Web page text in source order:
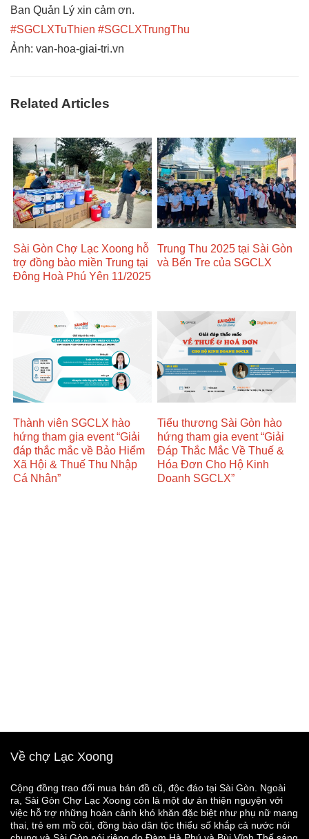
Ban Quản Lý xin cảm ơn.
#SGCLXTuThien #SGCLXTrungThu
Ảnh: van-hoa-giai-tri.vn
Related Articles
Sài Gòn Chợ Lạc Xoong hỗ
trợ đồng bào miền Trung tại
Đông Hoà Phú Yên 11/2025
Trung Thu 2025 tại Sài Gòn
và Bến Tre của SGCLX
Thành viên SGCLX hào
hứng tham gia event “Giải
đáp thắc mắc về Bảo Hiểm
Xã Hội & Thuế Thu Nhập
Cá Nhân”
Tiểu thương Sài Gòn hào
hứng tham gia event “Giải
Đáp Thắc Mắc Về Thuế &
Hóa Đơn Cho Hộ Kinh
Doanh SGCLX”
Về chợ Lạc Xoong
Cộng đồng trao đổi mua bán đồ cũ, độc đáo tại Sài Gòn. Ngoài
ra, Sài Gòn Chợ Lạc Xoong còn là một dự án thiện nguyện với
việc hỗ trợ những hoàn cảnh khó khăn đặc biệt như phụ nữ mang
thai, trẻ em mồ côi, đồng bào dân tộc thiểu số khắp cả nước nói